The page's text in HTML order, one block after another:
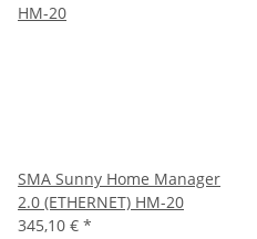
SMA Sunny Home Manager
2.0 (ETHERNET) HM-20
345,10 € *